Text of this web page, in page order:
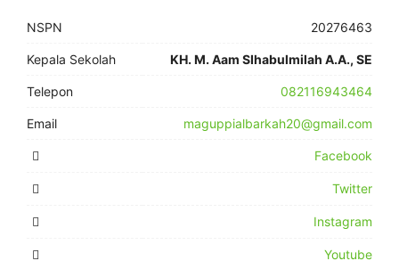
NSPN 20276463
Kepala Sekolah KH. M. Aam SIhabulmilah A.A., SE
Telepon 082116943464
Email maguppialbarkah20@gmail.com
Facebook
Twitter
Instagram
Youtube